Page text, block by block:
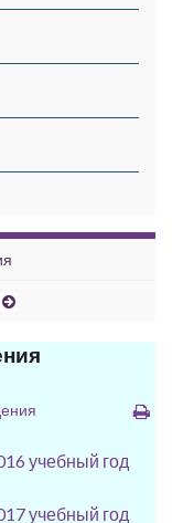
учебный год
учебный год